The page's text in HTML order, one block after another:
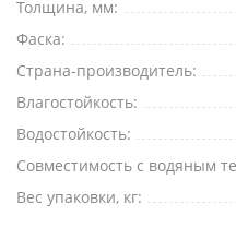
Толщина, мм:
Фаска:
Страна-производитель:
Влагостойкость:
Водостойкость:
Совместимость с водяным
Вес упаковки, кг:
E-mail
Комментарий